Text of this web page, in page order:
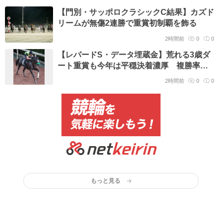
【門別・サッポロクラシックC結果】カズド
リームが無傷2連勝で重賞初制覇を飾る
2時間前 0 0
【レパードS・データ埋蔵金】荒れる3歳ダ
ート重賞も今年は平穏決着濃厚 複勝率
2時間前 0 0
もっと見る